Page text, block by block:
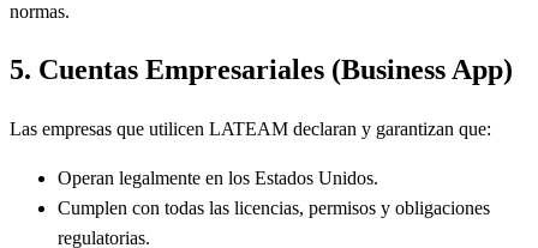
normas.
5. Cuentas Empresariales (Business App)
Las empresas que utilicen LATEAM declaran y garantizan que:
Operan legalmente en los Estados Unidos.
Cumplen con todas las licencias, permisos y obligaciones
regulatorias.